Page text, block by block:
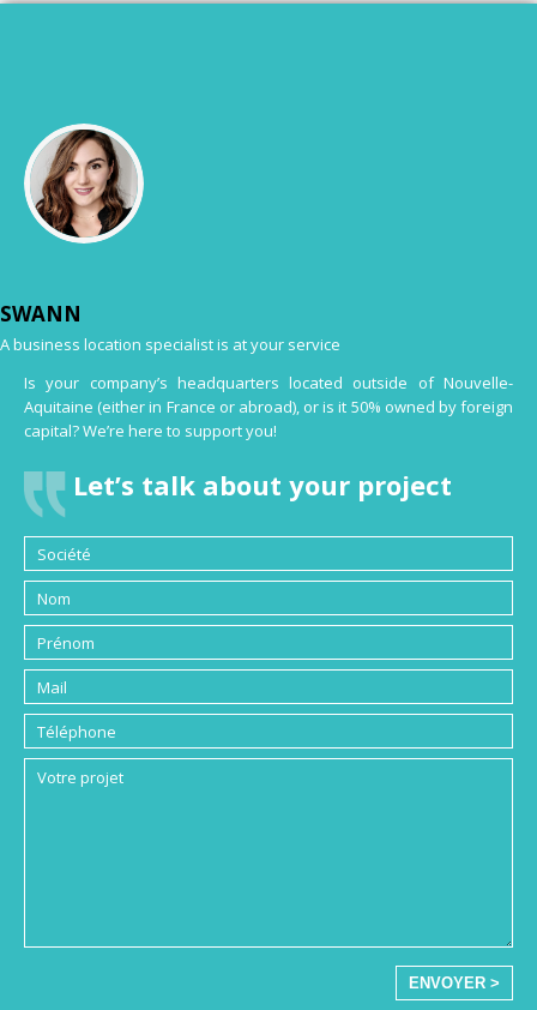
SWANN
A business location specialist is at your service
Is your company’s headquarters located outside of Nouvelle-
Aquitaine (either in France or abroad), or is it 50% owned by foreign
capital? We’re here to support you!
Let’s talk about your project
ENVOYER >